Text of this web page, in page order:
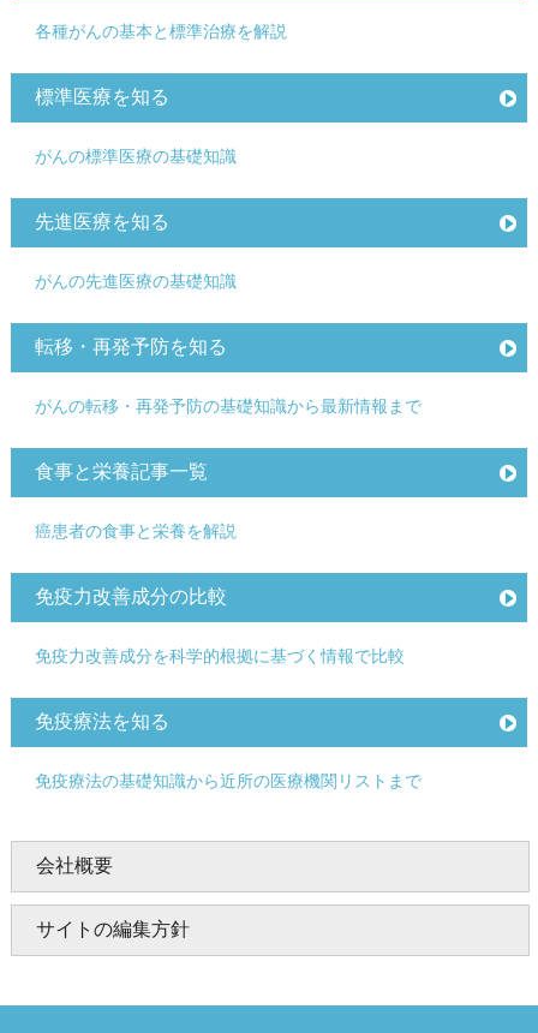
各種がんの基本と標準治療を解説
標準医療を知る
がんの標準医療の基礎知識
先進医療を知る
がんの先進医療の基礎知識
転移・再発予防を知る
がんの転移・再発予防の基礎知識から最新情報まで
食事と栄養記事一覧
癌患者の食事と栄養を解説
免疫力改善成分の比較
免疫力改善成分を科学的根拠に基づく情報で比較
免疫療法を知る
免疫療法の基礎知識から近所の医療機関リストまで
会社概要
サイトの編集方針